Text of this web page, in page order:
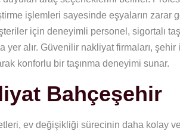
işlemleri sayesinde eşyaların zarar
için deneyimli personel, sigortalı
yer alır. Güvenilir nakliyat firmaları, şehir
konforlu bir taşınma deneyimi sunar.
Bahçeşehir
ev değişikliği sürecinin daha kolay